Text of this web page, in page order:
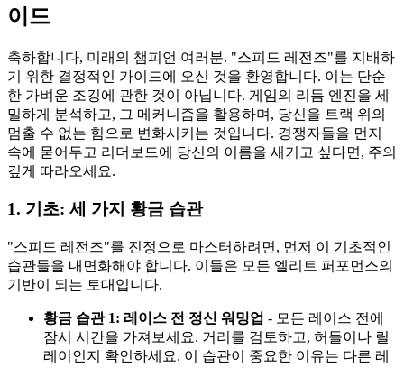
이드
축하합니다, 미래의 챔피언 여러분. "스피드 레전즈"를 지배하
기 위한 결정적인 가이드에 오신 것을 환영합니다. 이는 단순
한 가벼운 조깅에 관한 것이 아닙니다. 게임의 리듬 엔진을 세
밀하게 분석하고, 그 메커니즘을 활용하며, 당신을 트랙 위의
멈출 수 없는 힘으로 변화시키는 것입니다. 경쟁자들을 먼지
속에 묻어두고 리더보드에 당신의 이름을 새기고 싶다면, 주의
깊게 따라오세요.
1. 기초: 세 가지 황금 습관
"스피드 레전즈"를 진정으로 마스터하려면, 먼저 이 기초적인
습관들을 내면화해야 합니다. 이들은 모든 엘리트 퍼포먼스의
기반이 되는 토대입니다.
황금 습관 1: 레이스 전 정신 워밍업 - 모든 레이스 전에
잠시 시간을 가져보세요. 거리를 검토하고, 허들이나 릴
레이인지 확인하세요. 이 습관이 중요한 이유는 다른 레